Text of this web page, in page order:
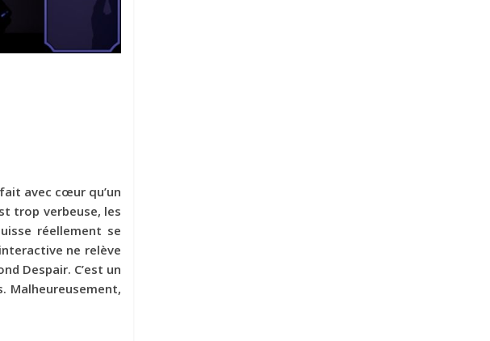
avec cœur qu’un
trop verbeuse, les
réellement se
ne relève
Despair. C’est un
Malheureusement,